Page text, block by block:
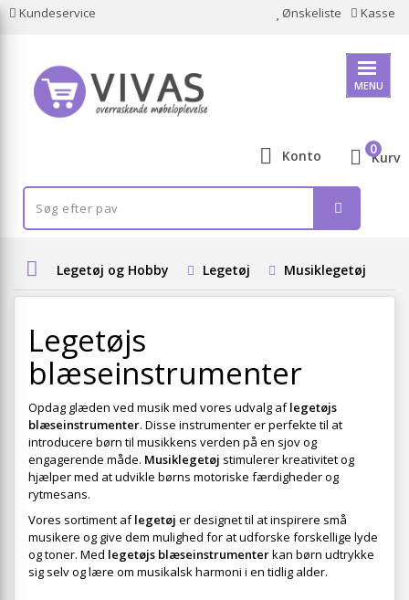
Kundeservice Ønskeliste Kasse
MENU
Konto Kurv
0
Legetøj og Hobby Legetøj Musiklegetøj
Legetøjs
blæseinstrumenter
Opdag glæden ved musik med vores udvalg aflegetøjs
blæseinstrumenter. Disse instrumenter er perfekte til at
introducere børn til musikkens verden på en sjov og
engagerende måde. Musiklegetøj stimulerer kreativitet og
hjælper med at udvikle børns motoriske færdigheder og
rytmesans.
Vores sortiment aflegetøj er designet til at inspirere små
musikere og give dem mulighed for at udforske forskellige lyde
og toner. Med legetøjs blæseinstrumenterkan børn udtrykke
sig selv og lære om musikalsk harmoni i en tidlig alder.